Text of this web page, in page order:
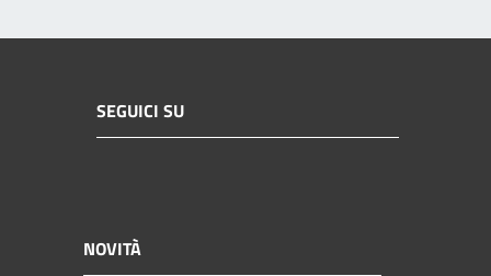
SEGUICI SU
NOVITÀ